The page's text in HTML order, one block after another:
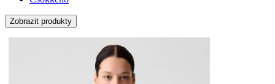
Zobrazit produkty